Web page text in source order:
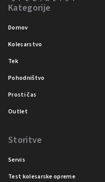
Kategorije
Domov
Kolesarstvo
Tek
Pohodništvo
Prosti čas
Outlet
Storitve
Servis
Test kolesarske opreme